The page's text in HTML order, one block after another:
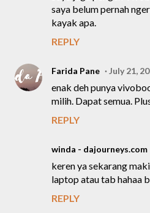
saya belum pernah
kayak apa.
REPLY
Farida Pane July 21,
enak deh punya
milih. Dapat semua.
REPLY
winda - dajourneys.com
keren ya sekarang
laptop atau tab hahaa
REPLY